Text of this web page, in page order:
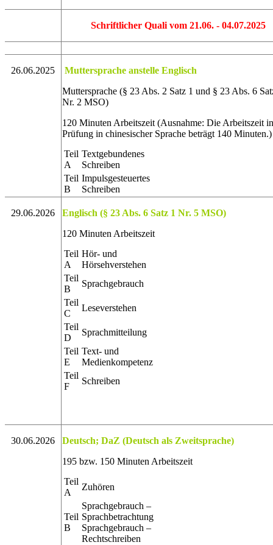
Schriftlicher Quali vom 21.06. - 04.07.2025
26.06.2025
Muttersprache anstelle Englisch
Muttersprache (§ 23 Abs. 2 Satz 1 und § 23 Abs. 6
Nr. 2 MSO)
120 Minuten Arbeitszeit (Ausnahme: Die Arbeitszeit
Prüfung in chinesischer Sprache beträgt 140 Minuten.)
Teil
A
Textgebundenes
Schreiben
Teil
B
Impulsgesteuertes
Schreiben
29.06.2026
Englisch (§ 23 Abs. 6 Satz 1 Nr. 5 MSO)
120 Minuten Arbeitszeit
Teil
A
Hör- und
Hörsehverstehen
Teil
B
Sprachgebrauch
Teil
C
Leseverstehen
Teil
D
Sprachmitteilung
Teil
E
Text- und
Medienkompetenz
Teil
F
Schreiben
30.06.2026
Deutsch; DaZ (Deutsch als Zweitsprache)
195 bzw. 150 Minuten Arbeitszeit
Teil
A
Zuhören
Teil
B
Sprachgebrauch –
Sprachbetrachtung
Sprachgebrauch –
Rechtschreiben